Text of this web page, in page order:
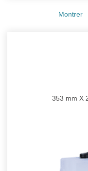
Montrer
353 mm X